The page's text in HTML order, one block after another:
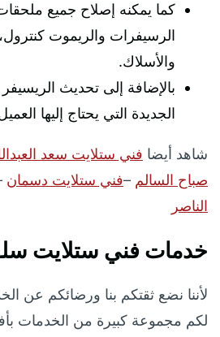
كما يمكنه إصلاح جميع
الرسيفرات والريموت
والأسلاك.
بالإضافة إلى تحديث
الجديدة التي يحتاج إليها
شاهد أيضا فني ستلايت سعد
صباح السالم –فني ستلايت دسمان
الناصر
خدمات فني ستلايت
لأننا نضع ثقتكم بنا ورضائكم عن
لكم مجموعة كبيرة من الخدمات